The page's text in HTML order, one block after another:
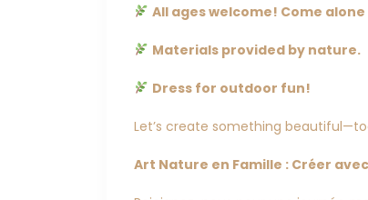
All ages welcome! Come
Materials provided by nature.
Dress for outdoor fun!
Let’s create something
Art Nature en Famille : Créer